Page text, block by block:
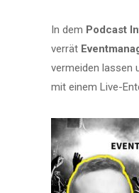
In dem Podcast
verrät
vermeiden lassen
mit einem Live-